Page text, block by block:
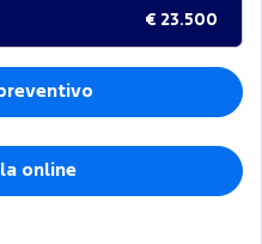
€ 23.500
online